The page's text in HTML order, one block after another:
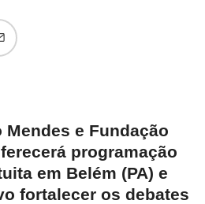
e Fundação
programação
em Belém (PA) e
fortalecer os debates